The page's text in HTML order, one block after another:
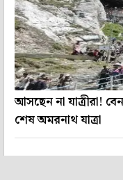
আসছেন না যাত্রীরা!
শেষ অমরনাথ যাত্রা